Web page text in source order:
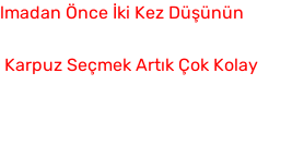
Önce İki Kez Düşünün
Seçmek Artık Çok Kolay